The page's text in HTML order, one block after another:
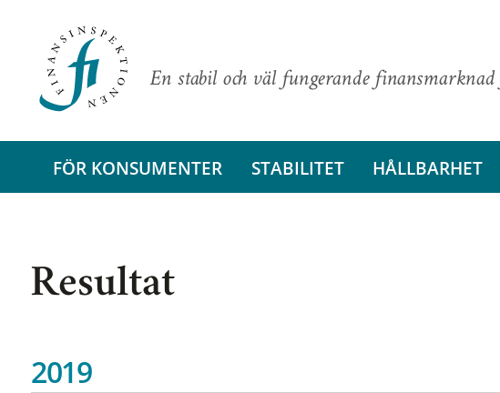
En stabil och väl fungerande
FÖR KONSUMENTER STABILITET HÅLLBARHET
Resultat
2019